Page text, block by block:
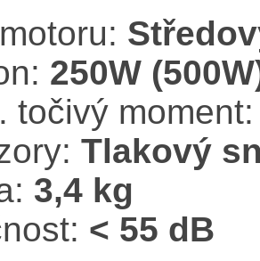
250W
točivý
Tlakový
3,4 kg
< 55 dB